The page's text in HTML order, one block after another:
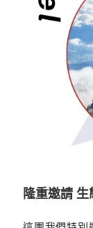
隆重邀請